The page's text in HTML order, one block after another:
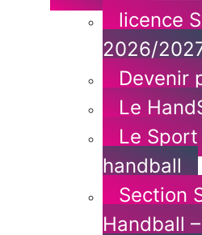
licence
2026/
Devenir
Le
Le
handball
Section
Handball